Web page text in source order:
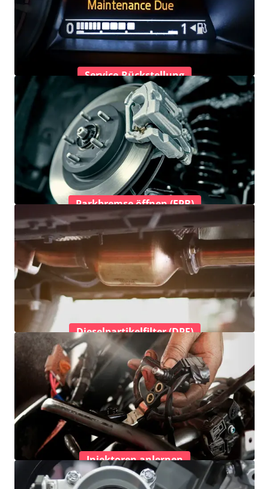
Service-Rückstellung
Parkbremse öffnen (EPB)
Dieselpartikelfilter (DPF)
Injektoren anlernen